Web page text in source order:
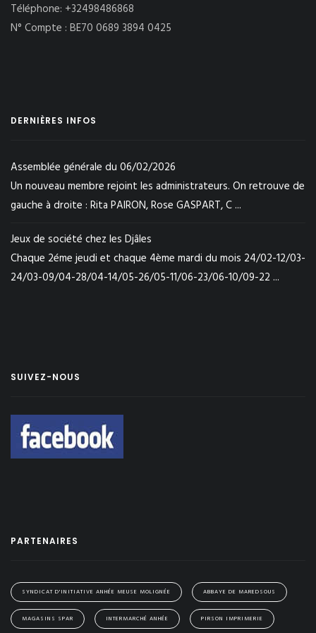
Téléphone: +32498486868
N° Compte : BE70 0689 3894 0425
DERNIÈRES INFOS
Assemblée générale du 06/02/2026
Un nouveau membre rejoint les administrateurs. On retrouve de
gauche à droite : Rita PAIRON, Rose GASPART, C ...
Jeux de société chez les Djâles
Chaque 2éme jeudi et chaque 4ème mardi du mois 24/02-12/03-
24/03-09/04-28/04-14/05-26/05-11/06-23/06-10/09-22 ...
SUIVEZ-NOUS
PARTENAIRES
SYNDICAT D'INITIATIVE ANHÉE MEUSE MOLIGNÉE ABBAYE DE MAREDSOUS
MAGASINS SPAR INTERMARCHÉ ANHÉE PIRSON IMPRIMERIE